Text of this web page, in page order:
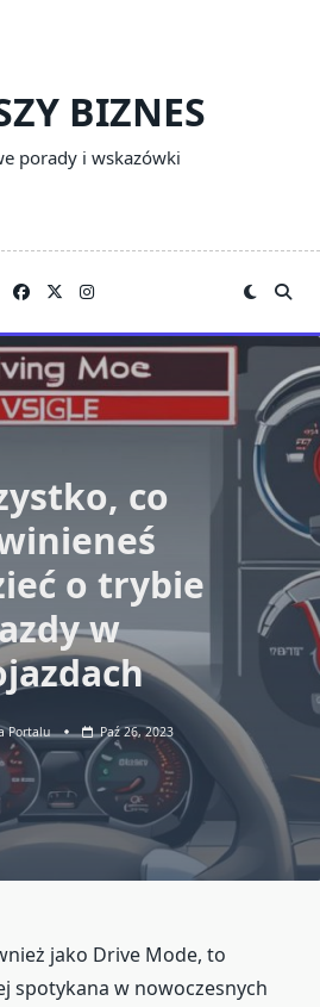
BIZNES
porady i wskazówki
co
o trybie
w
Portalu Paź 26, 2023
jako Drive Mode, to
spotykana w nowoczesnych